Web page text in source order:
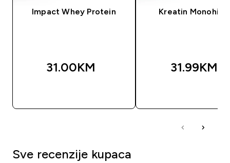
Impact Whey Protein
31.00KM‎
Kreatin
31.99KM‎
Sve recenzije kupaca